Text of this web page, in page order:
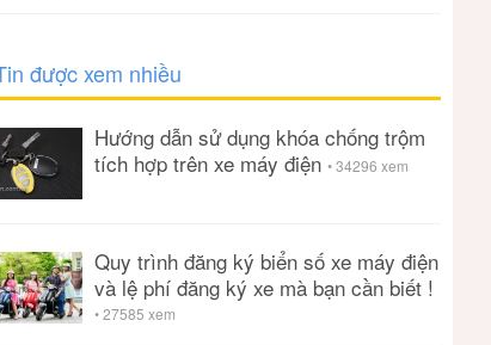
được xem nhiều
Hướng dẫn sử dụng khóa chống trộm
tích hợp trên xe máy điện • 34296 xem
Quy trình đăng ký biển số xe máy điện
và lệ phí đăng ký xe mà bạn cần biết !
• 27585 xem